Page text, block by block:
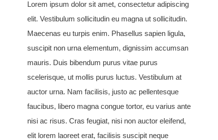
Lorem ipsum dolor sit amet, consectetur adipiscing
elit. Vestibulum sollicitudin eu magna ut sollicitudin.
Maecenas eu turpis enim. Phasellus sapien ligula,
suscipit non urna elementum, dignissim accumsan
mauris. Duis bibendum purus vitae purus
scelerisque, ut mollis purus luctus. Vestibulum at
auctor urna. Nam facilisis, justo ac pellentesque
faucibus, libero magna congue tortor, eu varius ante
nisi ac risus. Cras feugiat, nisi non auctor eleifend,
elit lorem laoreet erat, facilisis suscipit neque